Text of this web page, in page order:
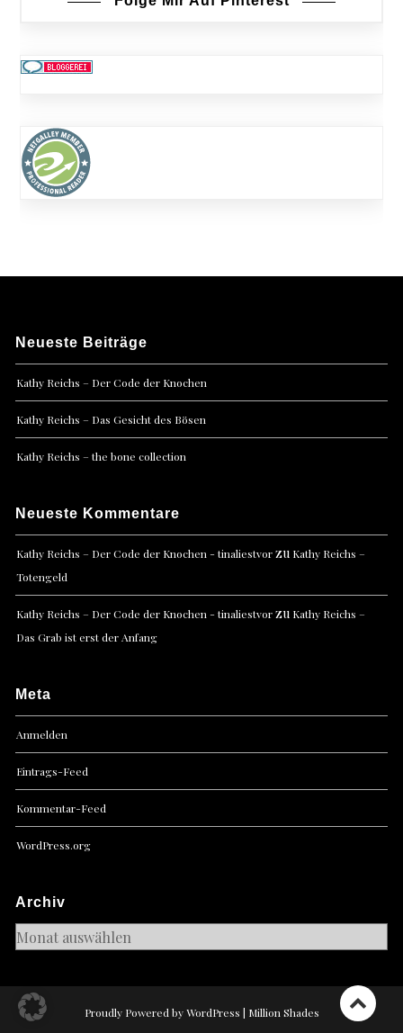
Neueste Beiträge
Kathy Reichs – Der Code der Knochen
Kathy Reichs – Das Gesicht des Bösen
Kathy Reichs – the bone collection
Neueste Kommentare
Kathy Reichs – Der Code der Knochen - tinaliestvorzu Kathy Reichs –
Totengeld
Kathy Reichs – Der Code der Knochen - tinaliestvorzu Kathy Reichs –
Das Grab ist erst der Anfang
Meta
Anmelden
Eintrags-Feed
Kommentar-Feed
WordPress.org
Archiv
Archiv
Proudly Powered by WordPress | Million Shades